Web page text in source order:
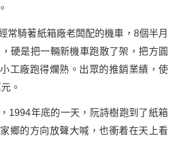
常騎著紙箱廠老闆配的機車，8個半月
硬是把一輛新機車跑散了架，把方圓
工廠跑得爛熟。出眾的推銷業績，使
。
1994年底的一天，阮詩樹跑到了紙箱
鄉的方向放聲大喊，也衝着在天上看